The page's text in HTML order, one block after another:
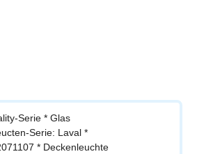
Serie * Glas
Serie: Laval *
* Deckenleuchte